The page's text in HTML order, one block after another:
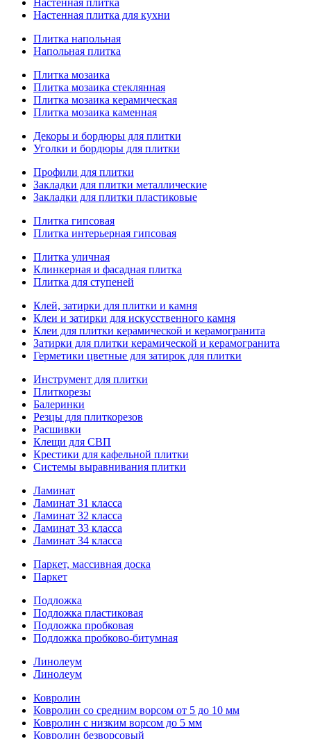
Настенная плитка
Настенная плитка для кухни
Плитка напольная
Напольная плитка
Плитка мозаика
Плитка мозаика стеклянная
Плитка мозаика керамическая
Плитка мозаика каменная
Декоры и бордюры для плитки
Уголки и бордюры для плитки
Профили для плитки
Закладки для плитки металлические
Закладки для плитки пластиковые
Плитка гипсовая
Плитка интерьерная гипсовая
Плитка уличная
Клинкерная и фасадная плитка
Плитка для ступеней
Клей, затирки для плитки и камня
Клеи и затирки для искусственного камня
Клеи для плитки керамической и керамогранита
Затирки для плитки керамической и керамогранита
Герметики цветные для затирок для плитки
Инструмент для плитки
Плиткорезы
Балеринки
Резцы для плиткорезов
Расшивки
Клещи для СВП
Крестики для кафельной плитки
Системы выравнивания плитки
Ламинат
Ламинат 31 класса
Ламинат 32 класса
Ламинат 33 класса
Ламинат 34 класса
Паркет, массивная доска
Паркет
Подложка
Подложка пластиковая
Подложка пробковая
Подложка пробково-битумная
Линолеум
Линолеум
Ковролин
Ковролин со средним ворсом от 5 до 10 мм
Ковролин с низким ворсом до 5 мм
Ковролин безворсовый